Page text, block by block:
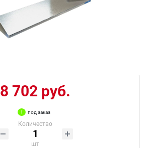
8 702 руб.
под заказ
Количество
шт